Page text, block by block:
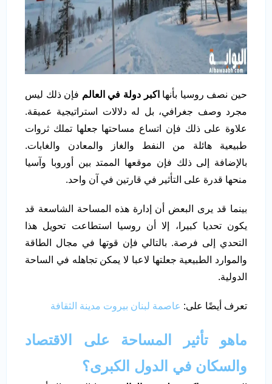
حين نصف روسيا بأنها اكبر دولة في العالم فإن ذلك ليس
مجرد وصف جغرافي، بل له دلالات استراتيجية عميقة.
علاوة على ذلك فإن اتساع مساحتها جعلها تملك ثروات
طبيعية هائلة من النفط والغاز والمعادن والغابات.
بالإضافة إلى ذلك فإن موقعها الممتد بين أوروبا وآسيا
منحها قدرة على التأثير في قارتين في آن واحد.
بينما قد يرى البعض أن إدارة هذه المساحة الشاسعة قد
يكون تحديا كبيرا، إلا أن روسيا استطاعت تحويل هذا
التحدي إلى فرصة. بالتالي فإن قوتها في مجال الطاقة
والموارد الطبيعية جعلتها لاعبا لا يمكن تجاهله في الساحة
الدولية.
تعرف أيضًا على: عاصمة لبنان بيروت مدينة الثقافة
ماهو تأثير المساحة على الاقتصاد
والسكان في الدول الكبرى؟